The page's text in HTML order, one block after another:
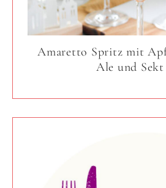
Amaretto Spritz mit
Ale und